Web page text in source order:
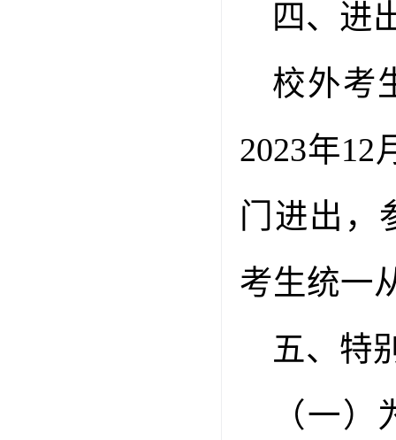
四、进
校外考
2023年12
门进出，
考生统一
五、特
（一